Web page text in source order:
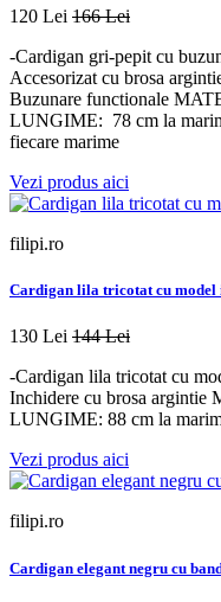
120 Lei 166 Lei
-Cardigan gri-pepit cu
Accesorizat cu brosa
Buzunare functionale
LUNGIME: 78 cm la
fiecare marime
Vezi produs aici
filipi.ro
Cardigan lila tricotat cu model
130 Lei 144 Lei
-Cardigan lila tricotat cu
Inchidere cu brosa
LUNGIME: 88 cm la
Vezi produs aici
filipi.ro
Cardigan elegant negru cu